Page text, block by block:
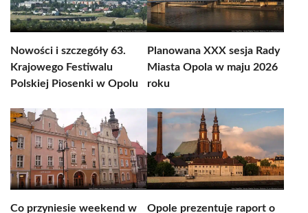
Nowości i szczegóły 63.
Krajowego Festiwalu
Polskiej Piosenki w Opolu
Planowana XXX sesja Rady
Miasta Opola w maju 2026
roku
Co przyniesie weekend w
Opole prezentuje raport o